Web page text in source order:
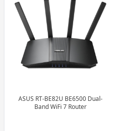
ASUS RT-BE82U BE6500 Dual-
Band WiFi 7 Router